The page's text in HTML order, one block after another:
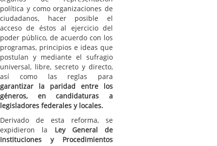
política y como organizaciones de
ciudadanos, hacer posible el
acceso de éstos al ejercicio del
poder público, de acuerdo con los
programas, principios e ideas que
postulan y mediante el sufragio
universal, libre, secreto y directo,
así como las reglas para
garantizar la paridad entre los
géneros, en candidaturas a
legisladores federales y locales.
Derivado de esta reforma, se
expidieron la Ley General de
Instituciones y Procedimientos